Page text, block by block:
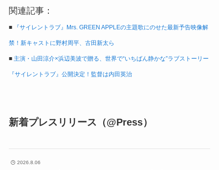
関連記事：
■ 『サイレントラブ』Mrs. GREEN APPLEの主題歌にのせた最新予告映像解
禁！新キャストに野村周平、古田新太ら
■ 主演・山田涼介×浜辺美波で贈る、世界で“いちばん静かな”ラブストーリー
『サイレントラブ』公開決定！監督は内田英治
新着プレスリリース（@Press）
2026.8.06